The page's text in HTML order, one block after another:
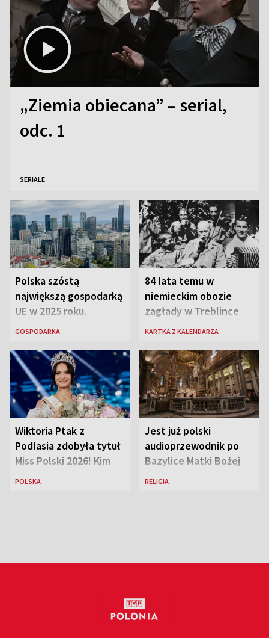
„Ziemia obiecana” – serial,
odc. 1
SERIALE
Polska szóstą
największą gospodarką
UE w 2025 roku.
Najnowsze dane
GOSPODARKA
84 lata temu w
niemieckim obozie
zagłady w Treblince
zmarł Janusz Korczak
KARTKA Z KALENDARZA
Wiktoria Ptak z
Podlasia zdobyła tytuł
Miss Polski 2026! Kim
jest nowa królowa
POLSKA
Jest już polski
audioprzewodnik po
Bazylice Matki Bożej
Większej w Rzymie
RELIGIA